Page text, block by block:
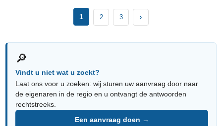
1 2 3 ›
🔎
Vindt u niet wat u zoekt?
Laat ons voor u zoeken: wij sturen uw aanvraag door naar
de eigenaren in de regio en u ontvangt de antwoorden
rechtstreeks.
Een aanvraag doen →